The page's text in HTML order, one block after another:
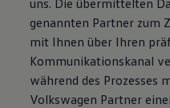
uns. Die übermittelten
genannten Partner zum
mit Ihnen über Ihren
Kommunikationskanal
während des Prozesses
Volkswagen Partner